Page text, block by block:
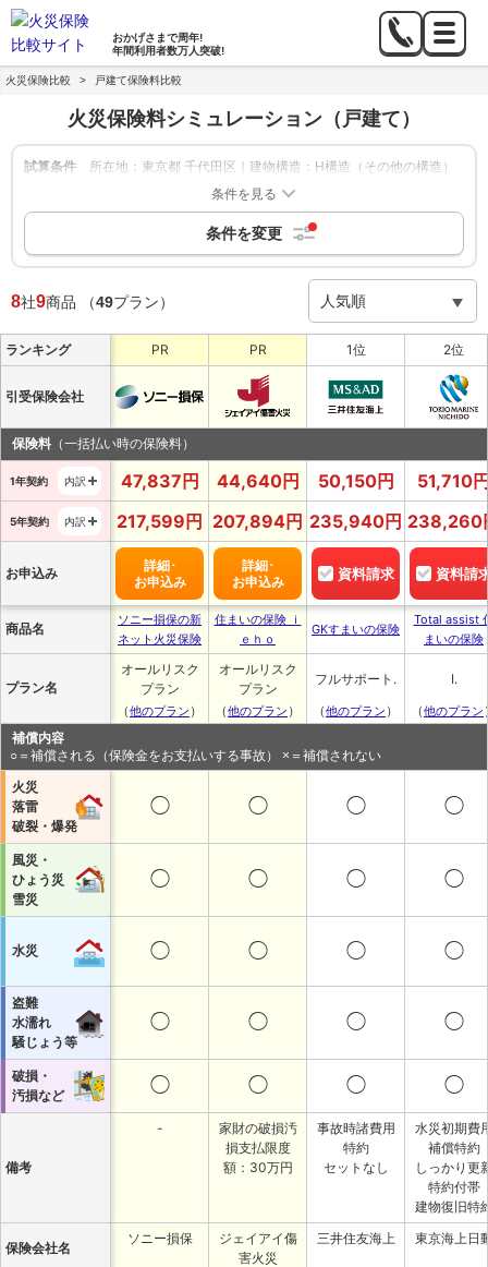
おかげさまで周年!
年間利用者数万人突破!
火災保険比較 > 戸建て保険料比較
火災保険料シミュレーション （戸建て）
試算条件
所在地：東京都 千代田区｜建物構造：H構造（その他の構造）
｜築年数：新築｜建物の保険金額：1,000万円｜家財補償：500
万円｜地震保険：あり
保険期間：1年,5年|
条件を見る
条件を変更
8社9商品 （49プラン）
ランキング PR PR 1位 2位
引受保険会社
保険料 （一括払い時の保険料）
1年契約 内訳 47,837 円 44,640円 50,150円 51,710
5年契約 内訳 217,599 円 207,894円 235,940円 238,260
お申込み
詳細･
お申込み
詳細･
お申込み
資料請求 資料請
商品名
ソニー損保の新
ネット火災保険
住まいの保険 ｉ
ｅｈｏ
GKすまいの保険
Total assist
まいの保険
プラン名
オールリスク
プラン
オールリスク
プラン
フルサポート.
I.
（他のプラン ） （他のプラン ） （他のプラン ） （他のプラン
補償内容
○＝補償される（保険金をお支払いする事故） ×＝補償されない
火災
落雷
破裂・爆発
◯ ◯ ◯ ◯
風災・
ひょう災
雪災
◯ ◯ ◯ ◯
水災 ◯ ◯ ◯ ◯
盗難
水濡れ
騒じょう等
◯ ◯ ◯ ◯
破損・
汚損など
◯ ◯ ◯ ◯
備考
-
家財の破損汚
損支払限度
額：30万円
事故時諸費用
特約
セットなし
水災初期費
補償特約
しっかり更
特約付帯
建物復旧特
保険会社名
ソニー損保
ジェイアイ傷
害火災
三井住友海上 東京海上日